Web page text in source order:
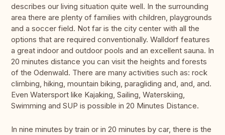
describes our living situation quite well. In the surrounding
area there are plenty of families with children, playgrounds
and a soccer field. Not far is the city center with all the
options that are required conventionally. Walldorf features
a great indoor and outdoor pools and an excellent sauna. In
20 minutes distance you can visit the heights and forests
of the Odenwald. There are many activities such as: rock
climbing, hiking, mountain biking, paragliding and, and, and.
Even Watersport like Kajaking, Sailing, Waterskiing,
Swimming and SUP is possible in 20 Minutes Distance.
In nine minutes by train or in 20 minutes by car, there is the